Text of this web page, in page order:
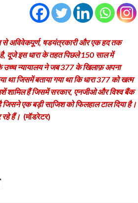
से अविवेकपूर्ण, षडयंत्रकारी और एक हद तक
दूजे इस धारा के तहत पिछले 150 साल में
उच्‍च न्‍यायालय ने जब 377 के खिलाफ़ अपना
जिसमें बताया गया था कि धारा 377 को खत्‍म
शामिल हैं जिसमें सरकार, एनजीओ और विश्‍व बैंक
एक बड़ी साजि़श को फिलहाल टाल दिया है।
रहे हैं। (मॉडरेटर)